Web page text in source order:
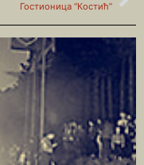
Гостионица “Костић”